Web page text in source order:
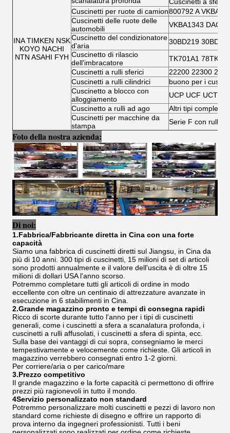
INA TIMKEN NSK
KOYO NACHI
NTN ASAHI FYH
Cuscinetti per ruote di camion800792 A VKBA
Cuscinetti delle ruote delle
automobili
VKBA1343
Cuscinetto del condizionatore
d'aria
30BD219 30BD40
Cuscinetto di rilascio
dell'imbracatore
TK701A1
Cuscinetti a rulli sferici
22200 22300
Cuscinetti a rulli cilindrici
buono per i
Cuscinetto a blocco con
alloggiamento
UCP UCF UCT
Cuscinetto a rulli ad ago
Altri tipi completi
Cuscinetti per macchine da
stampa
Serie F con rullo
Foto della nostra azienda:
Di noi:
1.Fabbrica/Fabbricante diretta in Cina con una forte
capacità
Siamo una fabbrica di cuscinetti diretti sul Jiangsu, in Cina da
più di 10 anni. 300 tipi di cuscinetti, 15 milioni di set di articoli
sono prodotti annualmente e il valore dell'uscita è di oltre 15
milioni di dollari USA l'anno scorso.
Potremmo completare tutti gli articoli di ordine in modo
eccellente con oltre un centinaio di attrezzature avanzate in
esecuzione in 6 stabilimenti in Cina.
2.Grande magazzino pronto e tempi di consegna rapidi
Ricco di scorte durante tutto l'anno per i tipi di cuscinetti
generali, come i cuscinetti a sfera a scanalatura profonda, i
cuscinetti a rulli affusolati, i cuscinetti a sfera di spinta, ecc.
Sulla base dei vantaggi di cui sopra, consegniamo le merci
tempestivamente e velocemente come richieste. Gli articoli in
magazzino verrebbero consegnati entro 1-2 giorni.
Per corriere/aria o per carico/mare
3.Prezzo competitivo
Il grande magazzino e la forte capacità ci permettono di offrire
prezzi più ragionevoli in tutto il mondo.
4Servizio personalizzato non standard
Potremmo personalizzare molti cuscinetti e pezzi di lavoro non
standard come richieste di disegno e offrire un rapporto di
prova interno da ingegneri professionisti. Tutti i beni